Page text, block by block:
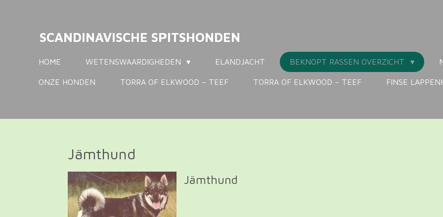
hoofdinhoud
SCANDINAVISCHE SPITSHONDEN
HOME WETENSWAARDIGHEDEN ELANDJACHT BEKNOPT RASSEN OVERZICHT
ONZE HONDEN TORRA OF ELKWOOD – TEEF TORRA OF ELKWOOD – TEEF FINSE
Jämthund
Jämthund